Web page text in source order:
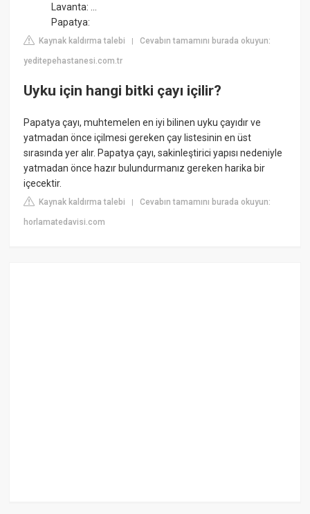
Lavanta: ...
Papatya:
Kaynak kaldırma talebi |Cevabın tamamını burada okuyun:
yeditepehastanesi.com.tr
Uyku için hangi bitki çayı içilir?
Papatya çayı, muhtemelen en iyi bilinen uyku çayıdır ve
yatmadan önce içilmesi gereken çay listesinin en üst
sırasında yer alır. Papatya çayı, sakinleştirici yapısı nedeniyle
yatmadan önce hazır bulundurmanız gereken harika bir
içecektir.
Kaynak kaldırma talebi |Cevabın tamamını burada okuyun:
horlamatedavisi.com